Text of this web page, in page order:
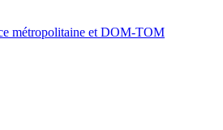
métropolitaine et DOM-TOM